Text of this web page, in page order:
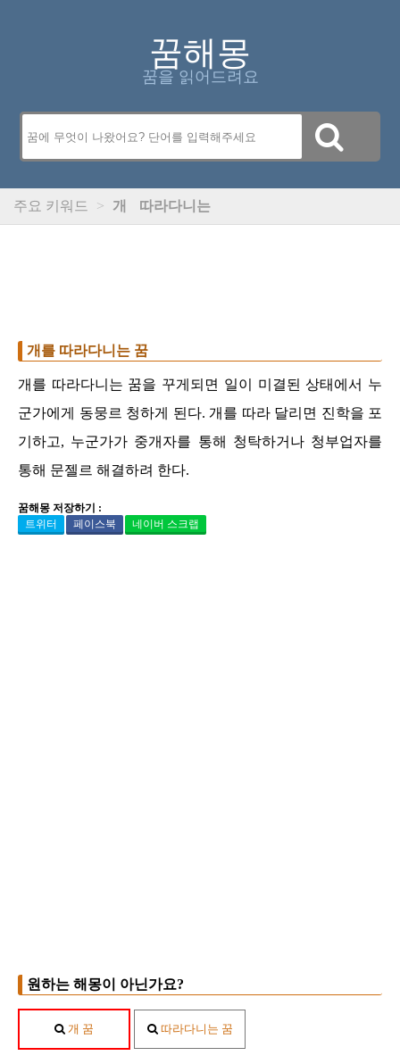
꿈해몽
꿈을 읽어드려요
주요 키워드 > 개 따라다니는
개를 따라다니는 꿈
개를 따라다니는 꿈을 꾸게되면 일이 미결된 상태에서 누
군가에게 동뭉르 청하게 된다. 개를 따라 달리면 진학을 포
기하고, 누군가가 중개자를 통해 청탁하거나 청부업자를
통해 문젤르 해결하려 한다.
꿈해몽 저장하기 :
트위터
페이스북 네이버 스크랩
원하는 해몽이 아닌가요?
개 꿈 따라다니는 꿈